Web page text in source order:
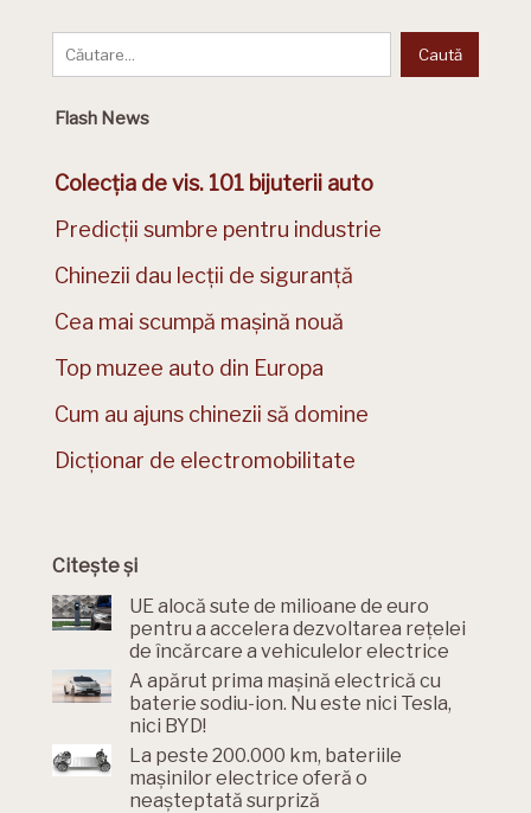
Flash News
Colecția de vis. 101 bijuterii auto
Predicții sumbre pentru industrie
Chinezii dau lecții de siguranță
Cea mai scumpă mașină nouă
Top muzee auto din Europa
Cum au ajuns chinezii să domine
Dicționar de electromobilitate
Citește și
UE alocă sute de milioane de euro
pentru a accelera dezvoltarea rețelei
de încărcare a vehiculelor electrice
A apărut prima mașină electrică cu
baterie sodiu-ion. Nu este nici Tesla,
nici BYD!
La peste 200.000 km, bateriile
mașinilor electrice oferă o
neașteptată surpriză